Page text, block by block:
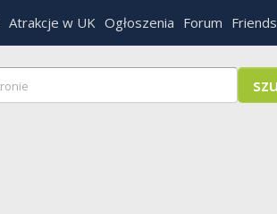
Atrakcje w UK Ogłoszenia Forum Friends